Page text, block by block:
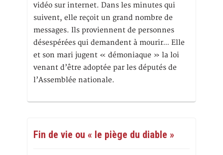
vidéo sur internet. Dans les minutes qui
suivent, elle reçoit un grand nombre de
messages. Ils proviennent de personnes
désespérées qui demandent à mourir… Elle
et son mari jugent « démoniaque » la loi
venant d’être adoptée par les députés de
l’Assemblée nationale.
Fin de vie ou « le piège du diable »